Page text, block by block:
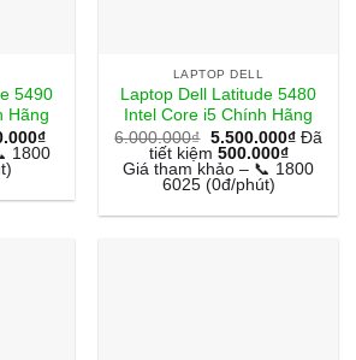
5490
Hãng
₫Giá
hiện
6.000.000₫.
1800
LAPTOP DELL
Laptop Dell Latitude 5480
Intel Core i5 Chính Hãng
6.000.000₫ 5.500.000₫Đã
tiết kiệm 500.000₫
Giá tham khảo – 📞 1800
6025 (0đ/phút)